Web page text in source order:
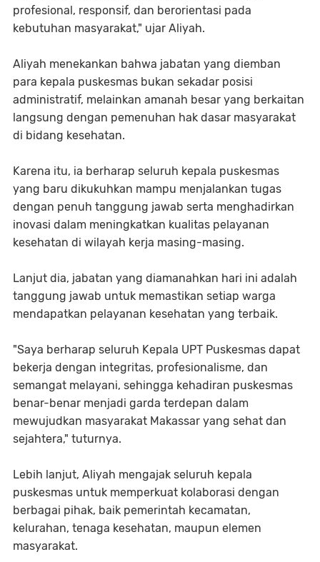
profesional, responsif, dan berorientasi pada
kebutuhan masyarakat," ujar Aliyah.
Aliyah menekankan bahwa jabatan yang diemban
para kepala puskesmas bukan sekadar posisi
administratif, melainkan amanah besar yang berkaitan
langsung dengan pemenuhan hak dasar masyarakat
di bidang kesehatan.
Karena itu, ia berharap seluruh kepala puskesmas
yang baru dikukuhkan mampu menjalankan tugas
dengan penuh tanggung jawab serta menghadirkan
inovasi dalam meningkatkan kualitas pelayanan
kesehatan di wilayah kerja masing-masing.
Lanjut dia, jabatan yang diamanahkan hari ini adalah
tanggung jawab untuk memastikan setiap warga
mendapatkan pelayanan kesehatan yang terbaik.
"Saya berharap seluruh Kepala UPT Puskesmas dapat
bekerja dengan integritas, profesionalisme, dan
semangat melayani, sehingga kehadiran puskesmas
benar-benar menjadi garda terdepan dalam
mewujudkan masyarakat Makassar yang sehat dan
sejahtera," tuturnya.
Lebih lanjut, Aliyah mengajak seluruh kepala
puskesmas untuk memperkuat kolaborasi dengan
berbagai pihak, baik pemerintah kecamatan,
kelurahan, tenaga kesehatan, maupun elemen
masyarakat.